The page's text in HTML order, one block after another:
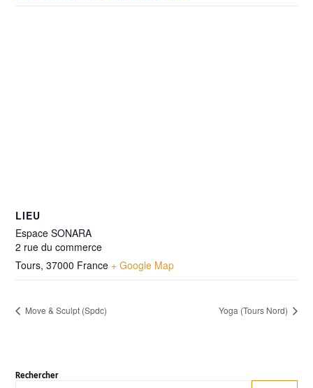
LIEU
Espace SONARA
2 rue du commerce
Tours, 37000 France + Google Map
Move & Sculpt (Spdc) Yoga (Tours Nord)
Rechercher